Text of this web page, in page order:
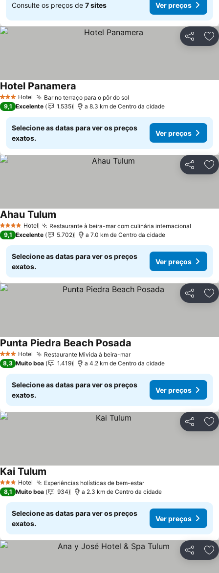
Consulte os preços de 7 sites Ver preços
Partilhar
3 EstrelasHotel Bar no terraço para o pôr do sol
Hotel Panamera
9,1 Excelente 1.535 a 8.3 km de Centro da cidade
Selecione as datas para ver os preços
exatos.
Ver preços
Partilhar
4 EstrelasHotel Restaurante à beira-mar com culinária internacional
Ahau Tulum
9,1 Excelente 5.702 a 7.0 km de Centro da cidade
Selecione as datas para ver os preços
exatos.
Ver preços
Partilhar
3 EstrelasHotel Restaurante Mivida à beira-marVer preços
Punta Piedra Beach Posada
8,3 Muito boa 1.419 a 4.2 km de Centro da cidade
Selecione as datas para ver os preços
exatos.
Ver preços
Partilhar
3 EstrelasHotel Experiências holísticas de bem-estarVer preços
Kai Tulum
8,1 Muito boa 934 a 2.3 km de Centro da cidade
Selecione as datas para ver os preços
exatos.
Ver preços
Partilhar